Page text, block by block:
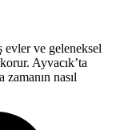
ve geleneksel
Ayvacık’ta
zamanın nasıl